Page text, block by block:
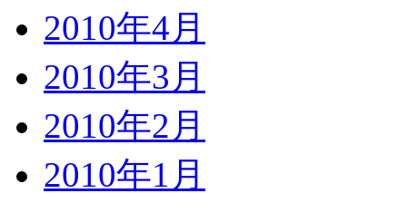
2010年4月
2010年3月
2010年2月
2010年1月